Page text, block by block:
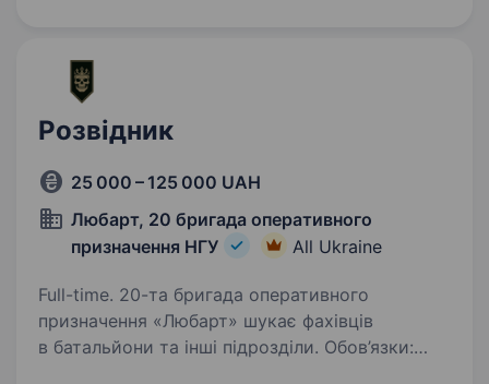
Розвідник
25 000 – 125 000 UAH
Любарт, 20 бригада оперативного
призначення НГУ
All Ukraine
Full-time. 20-та бригада оперативного
призначення «Любарт» шукає фахівців
в батальйони та інші підрозділи. Обов’язки: